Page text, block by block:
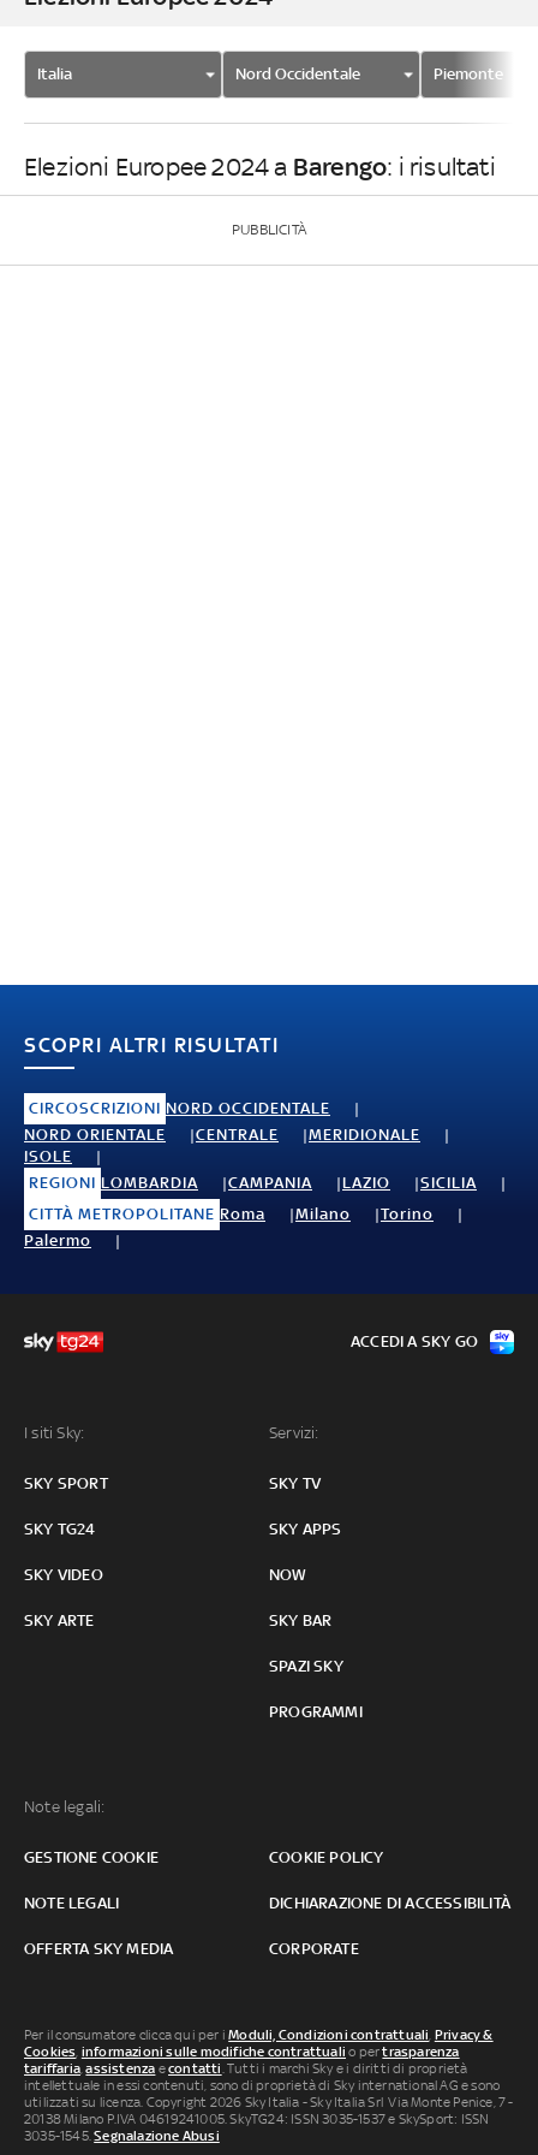
Italia Nord Occidentale Piemonte
Elezioni Europee 2024 a Barengo: i risultati
PUBBLICITÀ
SCOPRI ALTRI RISULTATI
CIRCOSCRIZIONI NORD OCCIDENTALE
NORD ORIENTALE
CENTRALE
MERIDIONALE
ISOLE
REGIONI LOMBARDIA CAMPANIA LAZIO
SICILIA
CITTÀ METROPOLITANE Roma Milano
Torino
Palermo
I siti Sky:
SKY SPORT
SKY TG24
SKY VIDEO
SKY ARTE
Servizi:
SKY TV
SKY APPS
NOW
SKY BAR
SPAZI SKY
PROGRAMMI
Note legali:
GESTIONE COOKIE COOKIE POLICY
NOTE LEGALI DICHIARAZIONE DI ACCESSIBILITÀ
OFFERTA SKY MEDIA CORPORATE
ACCEDI A SKY GO
Per il consumatore clicca qui per iModuli, Condizioni contrattuali, Privacy &
Cookies, informazioni sulle modifiche contrattuali o pertrasparenza
tariffaria,assistenza econtatti. Tutti i marchi Sky e i diritti di proprietà
intellettuale in essi contenuti, sono di proprietà di Sky international AG e sono
utilizzati su licenza. Copyright 2026 Sky Italia - Sky Italia Srl Via Monte Penice, 7 -
20138 Milano P.IVA 04619241005. SkyTG24: ISSN 3035-1537 e SkySport: ISSN
3035-1545.Segnalazione Abusi